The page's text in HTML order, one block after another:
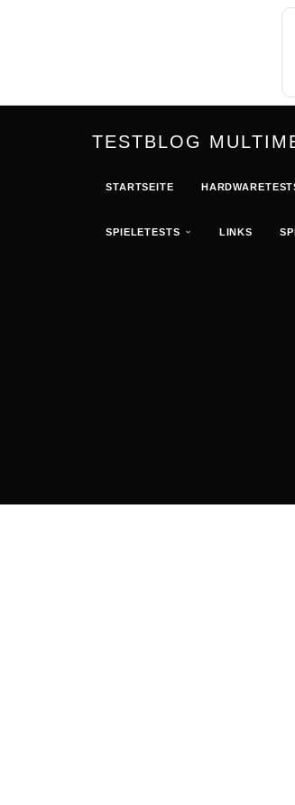
TESTBLOG
STARTSEITE
SPIELETESTS LINKS